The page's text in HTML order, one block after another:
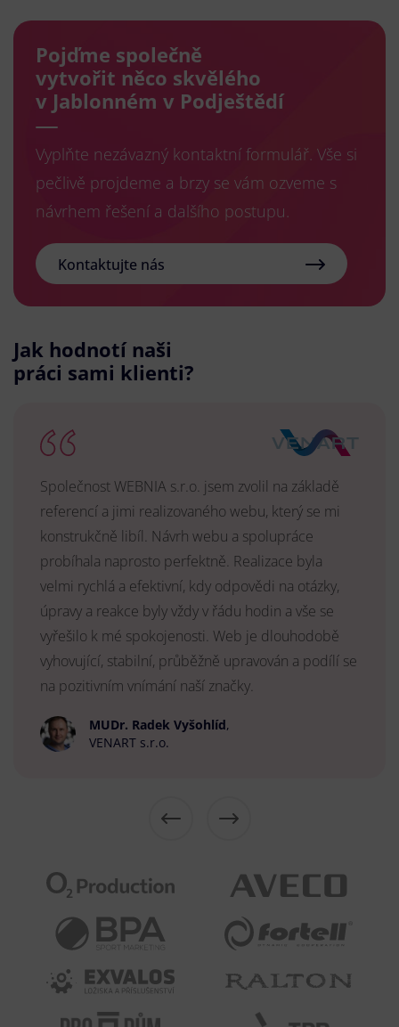
Pojďme společně
vytvořit něco skvělého
v Jablonném v Podještědí
Vyplňte nezávazný kontaktní formulář. Vše si
pečlivě projdeme a brzy se vám ozveme s
návrhem řešení a dalšího postupu.
Kontaktujte nás
Jak hodnotí naši
práci sami klienti?
Společnost WEBNIA s.r.o. jsem zvolil na základě
referencí a jimi realizovaného webu, který se mi
konstrukčně libíl. Návrh webu a spolupráce
probíhala naprosto perfektně. Realizace byla
velmi rychlá a efektivní, kdy odpovědi na otázky,
úpravy a reakce byly vždy v řádu hodin a vše se
vyřešilo k mé spokojenosti. Web je dlouhodobě
vyhovující, stabilní, průběžně upravován a podílí se
na pozitivním vnímání naší značky.
MUDr. Radek Vyšohlíd,
VENART s.r.o.